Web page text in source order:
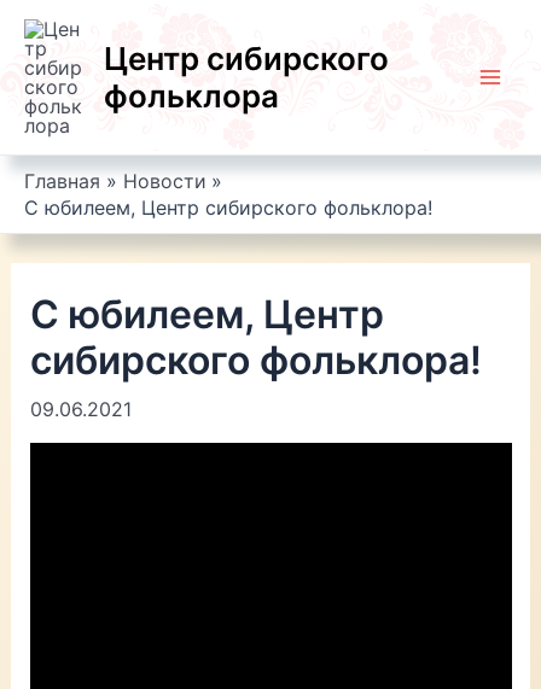
Перейти
содержимомуЦентр сибирского
фольклора
Главная
Новости
С юбилеем, Центр сибирского фольклора!
С юбилеем, Центр
сибирского фольклора!
09.06.2021